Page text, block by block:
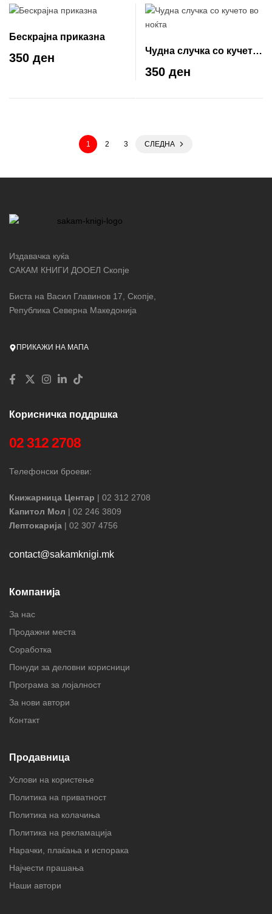
Бескрајна приказна
350 ден
Чудна случка со кучето
во ноќта
350 ден
1 2 3 СЛЕДНА
Издавачка куќа
САКАМ КНИГИ ДООЕЛ Скопје
Биста на Васил Главинов 17, Скопје,
Република Северна Македонија
ПРИКАЖИ НА МАПА
Корисничка поддршка
02 312 2708
Телефонски броеви:
Книжарница Центар | 02 312 2708
Капитол Мол | 02 246 3809
Лептокарија | 02 307 4756
contact@sakamknigi.mk
Компанија
За нас
Продажни места
Соработка
Понуди за деловни корисници
Програма за лојалност
За нови автори
Контакт
Продавница
Услови на користење
Политика на приватност
Политика на колачиња
Политика на рекламација
Нарачки, плаќања и испорака
Најчести прашања
Наши автори